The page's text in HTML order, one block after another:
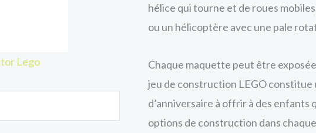
Lego
hélice qui tourne et de roues
ou un hélicoptère avec une pale
Chaque maquette peut être
jeu de construction LEGO constitue
d’anniversaire à offrir à des enfants
options de construction dans